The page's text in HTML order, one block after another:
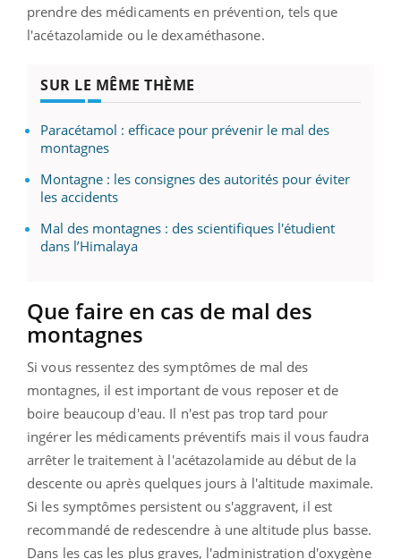
prendre des médicaments en prévention, tels que
l'acétazolamide ou le dexaméthasone.
SUR LE MÊME THÈME
Paracétamol : efficace pour prévenir le mal des
montagnes
Montagne : les consignes des autorités pour éviter
les accidents
Mal des montagnes : des scientifiques l'étudient
dans l’Himalaya
Que faire en cas de mal des
montagnes
Si vous ressentez des symptômes de mal des
montagnes, il est important de vous reposer et de
boire beaucoup d'eau. Il n'est pas trop tard pour
ingérer les médicaments préventifs mais il vous faudra
arrêter le traitement à l'acétazolamide au début de la
descente ou après quelques jours à l'altitude maximale.
Si les symptômes persistent ou s'aggravent, il est
recommandé de redescendre à une altitude plus basse.
Dans les cas les plus graves, l'administration d'oxygène